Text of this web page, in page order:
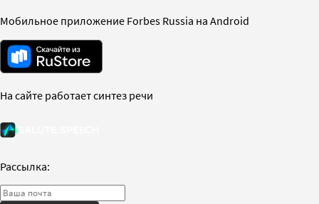
Мобильное приложение Forbes Russia на Android
На сайте работает синтез речи
Рассылка: